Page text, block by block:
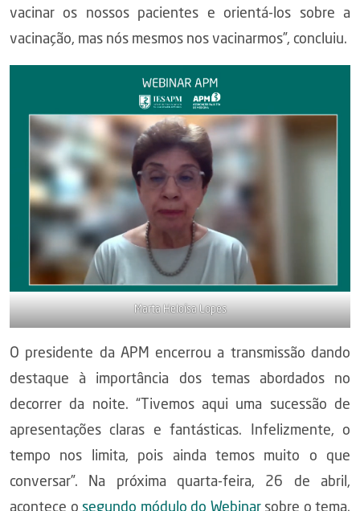
vacinar os nossos pacientes e orientá-los sobre a
vacinação, mas nós mesmos nos vacinarmos”, concluiu.
Marta Heloísa Lopes
O presidente da APM encerrou a transmissão dando
destaque à importância dos temas abordados no
decorrer da noite. “Tivemos aqui uma sucessão de
apresentações claras e fantásticas. Infelizmente, o
tempo nos limita, pois ainda temos muito o que
conversar”. Na próxima quarta-feira, 26 de abril,